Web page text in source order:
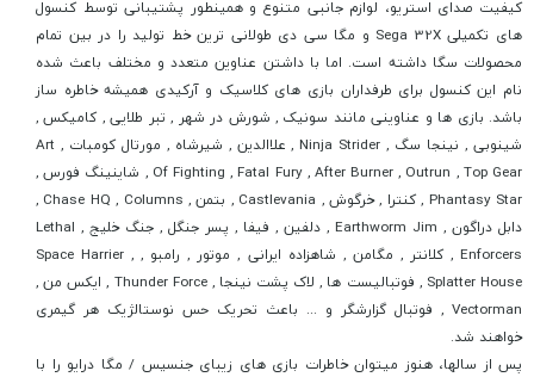
کیفیت صدای استریو، لوازم جانبی متنوع و همینطور پشتیبانی توسط کنسول
های تکمیلی Sega 32X و مگا سی دی طولانی ترین خط تولید را در بین تمام
محصولات سگا داشته است. اما با داشتن عناوین متعدد و مختلف باعث شده
نام این کنسول برای طرفداران بازی های کلاسیک و آرکیدی همیشه خاطره ساز
باشد. بازی ها و عناوینی مانند سونیک , شورش در شهر , تبر طلایی , کامیکس ,
شینوبی , نینجا سگ , Ninja Strider , علاالدین , شیرشاه , مورتال کومبات , Art
Of Fighting , Fatal Fury , After Burner , Outrun , Top Gear , شاینینگ فورس ,
Phantasy Star , کنترا , خرگوش , Castlevania , بتمن , Chase HQ , Columns ,
دابل دراگون , Earthworm Jim , دلفین , فیفا , پسر جنگل , جنگ خلیج , Lethal
Enforcers , کلانتر , مگامن , شاهزاده ایرانی , موتور , رامبو , Space Harrier ,
Splatter House , فوتبالیست ها , لاک پشت نینجا , Thunder Force , ایکس من ,
Vectorman , فوتبال گزارشگر و ... باعث تحریک حس نوستالژیک هر گیمری
خواهند شد.
پس از سالها، هنوز میتوان خاطرات بازی های زیبای جنسیس / مگا درایو را با